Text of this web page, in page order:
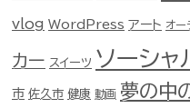
vlog WordPress アート オー
カー スイーツ ソーシャ
市 佐久市 健康 動画 夢の中